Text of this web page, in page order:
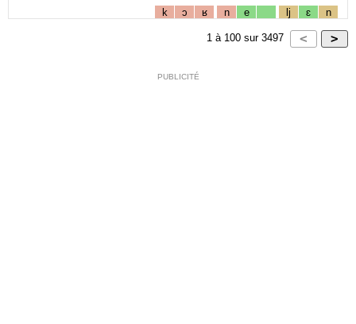
k ɔ ʁ n e lj ɛ n
1 à 100 sur 3497
PUBLICITÉ